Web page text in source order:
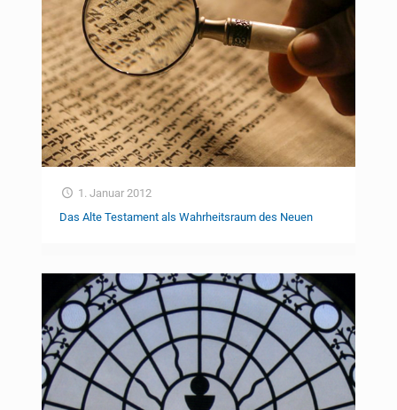
1. Januar 2012
Das Alte Testament als Wahrheitsraum des Neuen